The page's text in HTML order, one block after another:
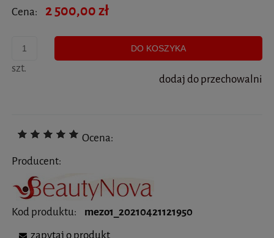
Cena:
2 500,00 zł
szt.
DO KOSZYKA
dodaj do przechowalni
Ocena:
Producent:
Kod produktu:
mezo1_20210421121950